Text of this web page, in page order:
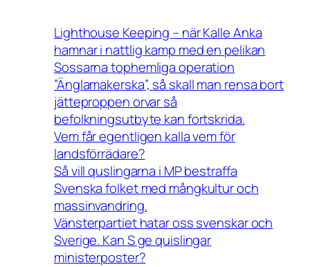
Lighthouse Keeping – när Kalle Anka
hamnar i nattlig kamp med en pelikan
Sossarna tophemliga operation
”Änglamakerska”, så skall man rensa bort
jätteproppen orvar så
befolkningsutbyte kan fortskrida.
Vem får egentligen kalla vem för
landsförrädare?
Så vill quslingarna i MP bestraffa
Svenska folket med mångkultur och
massinvandring.
Vänsterpartiet hatar oss svenskar och
Sverige. Kan S ge quislingar
ministerposter?